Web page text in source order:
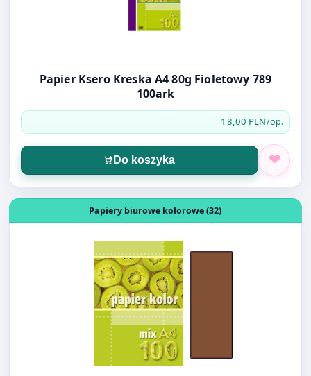
18,00 PLN/op.
Otwórz produkt: Papier Ksero Kreska A4 80g ciemny
Papiery biurowe kolorowe (32)
Papier Ksero Kreska A4 80g ciemny brązowy
100ark